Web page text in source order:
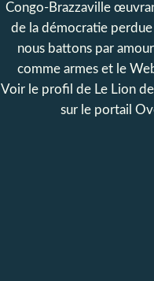
Congo-Brazzaville
de la démocratie
nous battons par
comme armes et le
Voir le profil de Le Lion
sur le portail